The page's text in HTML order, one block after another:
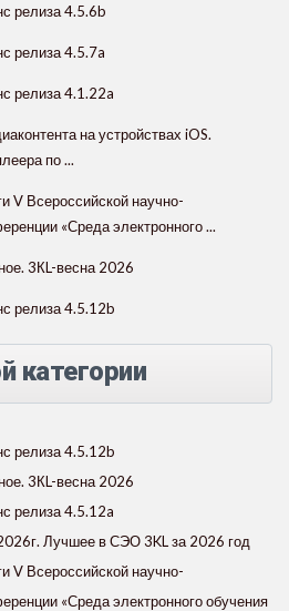
релиза 4.5.6b
релиза 4.5.7a
релиза 4.1.22a
на устройствах iOS.
по ...
V Всероссийской научно-
«Среда электронного ...
3КL-весна 2026
релиза 4.5.12b
категории
релиза 4.5.12b
3КL-весна 2026
релиза 4.5.12a
Лучшее в СЭО 3KL за 2026 год
V Всероссийской научно-
«Среда электронного обучения